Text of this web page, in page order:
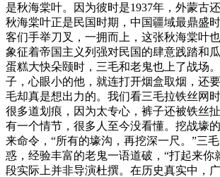
是秋海棠叶。因为彼时是1937年，外蒙古
秋海棠叶正是民国时期，中国疆域最鼎盛
客们手举刀叉，一拥而上，这张秋海棠叶
象征着帝国主义列强对民国的肆意践踏和
蛋糕大快朵颐时，三毛和老鬼也上了战场
子，心眼小的他，就连打开烟盒取烟，还
毛却真是想出力的。我们看三毛拉铁丝网
很多道划痕，因为太专心，裤子还被铁丝
有一个情节，很多人至今没看懂。挖战壕
来命令，“所有的壕沟，再挖深一尺。”三
惑，经验丰富的老鬼一语道破，“打起来你
段实际上并非导演杜撰。在历史真实中，